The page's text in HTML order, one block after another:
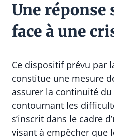
Une réponse
face à une
Ce dispositif prévu par
constitue une mesure
assurer la continuité
contournant les
s’inscrit dans le cadre
visant à empêcher que